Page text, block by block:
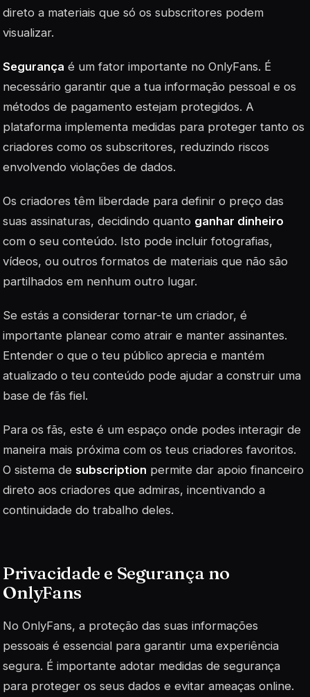
direto a materiais que só os subscritores podem
visualizar.
Segurança é um fator importante no OnlyFans. É
necessário garantir que a tua informação pessoal e os
métodos de pagamento estejam protegidos. A
plataforma implementa medidas para proteger tanto os
criadores como os subscritores, reduzindo riscos
envolvendo violações de dados.
Os criadores têm liberdade para definir o preço das
suas assinaturas, decidindo quanto ganhar dinheiro
com o seu conteúdo. Isto pode incluir fotografias,
vídeos, ou outros formatos de materiais que não são
partilhados em nenhum outro lugar.
Se estás a considerar tornar-te um criador, é
importante planear como atrair e manter assinantes.
Entender o que o teu público aprecia e mantém
atualizado o teu conteúdo pode ajudar a construir uma
base de fãs fiel.
Para os fãs, este é um espaço onde podes interagir de
maneira mais próxima com os teus criadores favoritos.
O sistema de subscription permite dar apoio financeiro
direto aos criadores que admiras, incentivando a
continuidade do trabalho deles.
Privacidade e Segurança no
OnlyFans
No OnlyFans, a proteção das suas informações
pessoais é essencial para garantir uma experiência
segura. É importante adotar medidas de segurança
para proteger os seus dados e evitar ameaças online.